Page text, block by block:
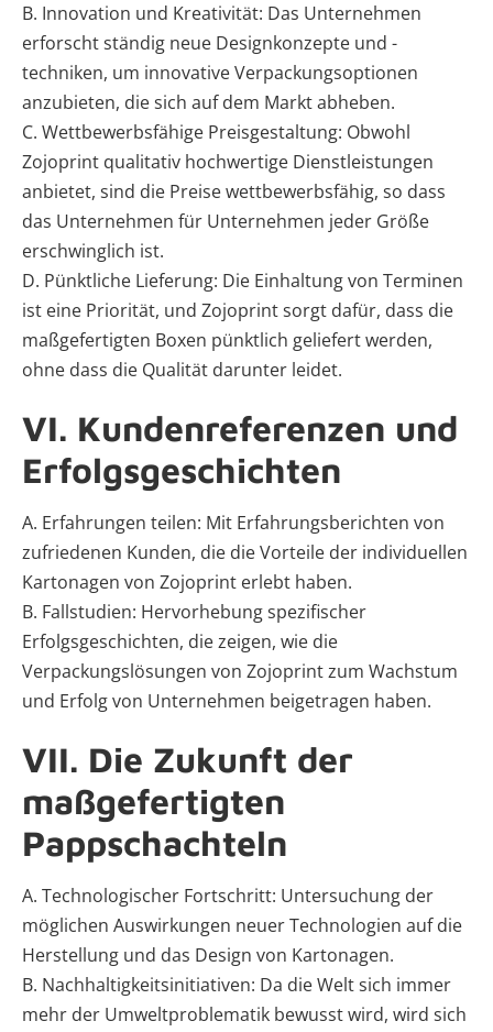
B. Innovation und Kreativität: Das Unternehmen
erforscht ständig neue Designkonzepte und -
techniken, um innovative Verpackungsoptionen
anzubieten, die sich auf dem Markt abheben.
C. Wettbewerbsfähige Preisgestaltung: Obwohl
Zojoprint qualitativ hochwertige Dienstleistungen
anbietet, sind die Preise wettbewerbsfähig, so dass
das Unternehmen für Unternehmen jeder Größe
erschwinglich ist.
D. Pünktliche Lieferung: Die Einhaltung von Terminen
ist eine Priorität, und Zojoprint sorgt dafür, dass die
maßgefertigten Boxen pünktlich geliefert werden,
ohne dass die Qualität darunter leidet.
VI. Kundenreferenzen und
Erfolgsgeschichten
A. Erfahrungen teilen: Mit Erfahrungsberichten von
zufriedenen Kunden, die die Vorteile der individuellen
Kartonagen von Zojoprint erlebt haben.
B. Fallstudien: Hervorhebung spezifischer
Erfolgsgeschichten, die zeigen, wie die
Verpackungslösungen von Zojoprint zum Wachstum
und Erfolg von Unternehmen beigetragen haben.
VII. Die Zukunft der
maßgefertigten
Pappschachteln
A. Technologischer Fortschritt: Untersuchung der
möglichen Auswirkungen neuer Technologien auf die
Herstellung und das Design von Kartonagen.
B. Nachhaltigkeitsinitiativen: Da die Welt sich immer
mehr der Umweltproblematik bewusst wird, wird sich